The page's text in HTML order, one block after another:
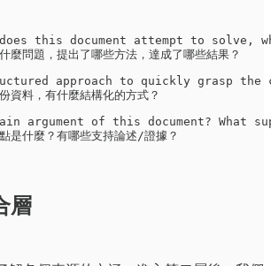
does this document attempt to solve,
麼問題，提出了哪些方法，達成了哪些結果？
approach to quickly grasp the
資料，有什麼結構化的方式？
argument of this document? What
是什麼？有哪些支持論述/證據？
層